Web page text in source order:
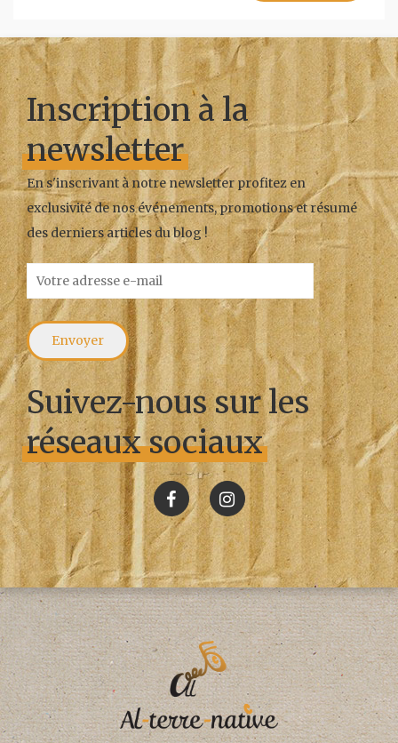
Inscription à la
newsletter
En s'inscrivant à notre newsletter profitez en
exclusivité de nos événements, promotions et résumé
des derniers articles du blog !
Suivez-nous sur les
réseaux sociaux